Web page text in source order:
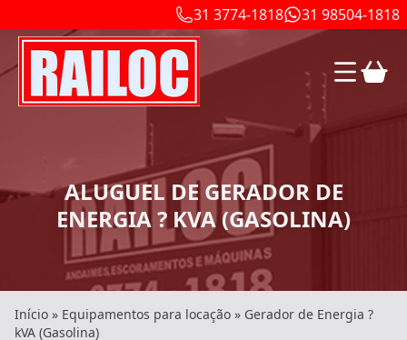
31 3774-1818 31 98504-1818
ALUGUEL DE GERADOR DE
ENERGIA ? KVA (GASOLINA)
Início » Equipamentos para locação » Gerador de Energia ?
kVA (Gasolina)